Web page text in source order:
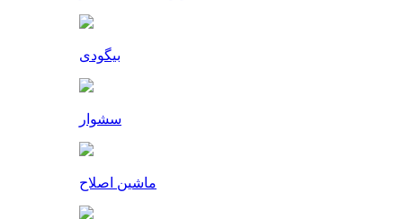
بیگودی
سشوار
ماشین اصلاح